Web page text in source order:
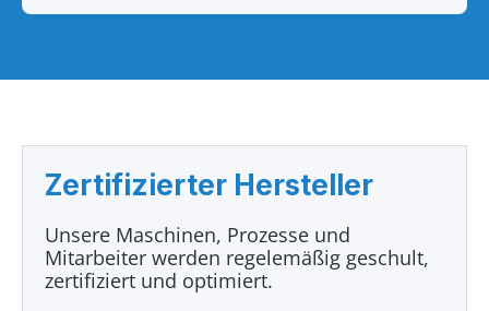
Zertifizierter Hersteller
Unsere Maschinen, Prozesse und
Mitarbeiter werden regelemäßig geschult,
zertifiziert und optimiert.